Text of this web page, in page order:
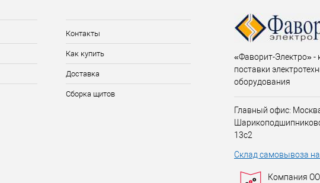
Контакты
Как купить
Доставка
Сборка щитов
«Фаворит-Электро» -
поставки
оборудования
Главный офис:
13с2
Склад самовывоза на
Компания